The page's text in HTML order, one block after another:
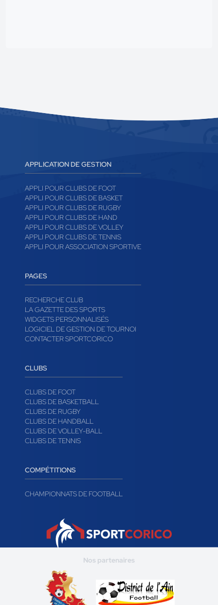
APPLICATION DE GESTION
APPLI POUR CLUBS DE FOOT
APPLI POUR CLUBS DE BASKET
APPLI POUR CLUBS DE RUGBY
APPLI POUR CLUBS DE HAND
APPLI POUR CLUBS DE VOLLEY
PAGES
RECHERCHE CLUB
LA GAZETTE DES SPORTS
WIDGETS PERSONNALISÉS
CLUBS
CLUBS DE FOOT
CLUBS DE BASKETBALL
CLUBS DE RUGBY
CLUBS DE HANDBALL
CLUBS DE TENNIS
COMPÉTITIONS
CHAMPIONNATS DE FOOTBALL
Nos partenaires